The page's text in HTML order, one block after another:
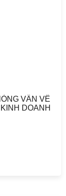
VẤN VỀ
DOANH